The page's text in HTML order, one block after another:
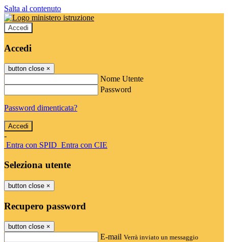
Salta al contenuto
Accedi
Accedi
button close ×
Nome Utente
Password
Password dimenticata?
-
Entra con SPID Entra con CIE
Seleziona utente
button close ×
Recupero password
button close ×
E-mail Verrà inviato un messaggio